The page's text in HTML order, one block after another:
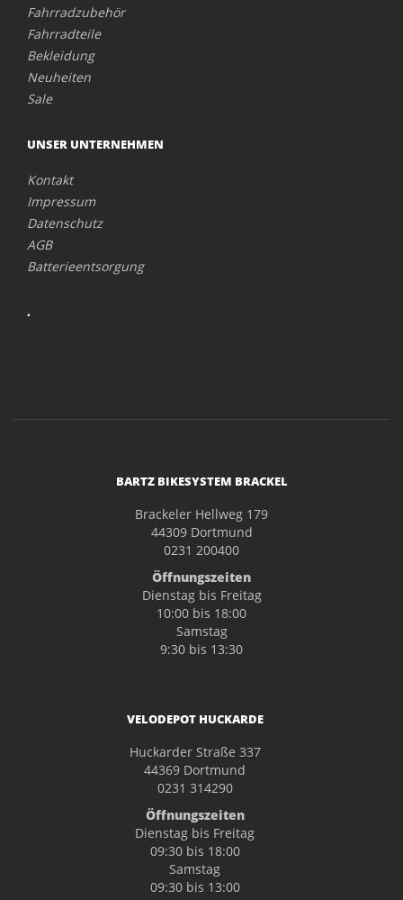
Fahrradzubehör
Fahrradteile
Bekleidung
Neuheiten
Sale
UNSER UNTERNEHMEN
Kontakt
Impressum
Datenschutz
AGB
Batterieentsorgung
.
BARTZ BIKESYSTEM BRACKEL
Brackeler Hellweg 179
44309 Dortmund
0231 200400
Öffnungszeiten
Dienstag bis Freitag
10:00 bis 18:00
Samstag
9:30 bis 13:30
VELODEPOT HUCKARDE
Huckarder Straße 337
44369 Dortmund
0231 314290
Öffnungszeiten
Dienstag bis Freitag
09:30 bis 18:00
Samstag
09:30 bis 13:00